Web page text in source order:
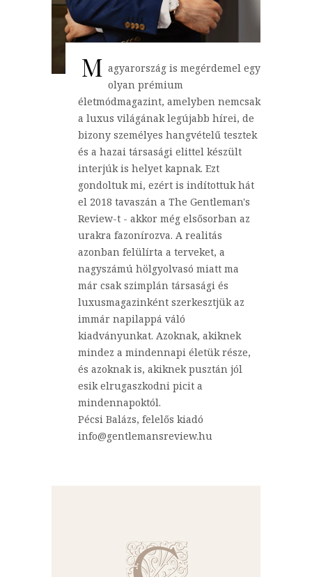
M agyarország is megérdemel egy
olyan prémium
életmódmagazint, amelyben nemcsak
a luxus világának legújabb hírei, de
bizony személyes hangvételű tesztek
és a hazai társasági elittel készült
interjúk is helyet kapnak. Ezt
gondoltuk mi, ezért is indítottuk hát
el 2018 tavaszán a The Gentleman's
Review-t - akkor még elsősorban az
urakra fazonírozva. A realitás
azonban felülírta a terveket, a
nagyszámú hölgyolvasó miatt ma
már csak szimplán társasági és
luxusmagazinként szerkesztjük az
immár napilappá váló
kiadványunkat. Azoknak, akiknek
mindez a mindennapi életük része,
és azoknak is, akiknek pusztán jól
esik elrugaszkodni picit a
mindennapoktól.
Pécsi Balázs, felelős kiadó
info@gentlemansreview.hu